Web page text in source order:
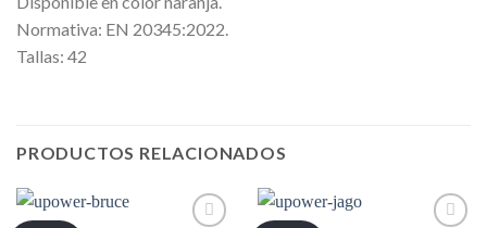
Normativa: EN 20345:2022.
Tallas: 42
PRODUCTOS RELACIONADOS